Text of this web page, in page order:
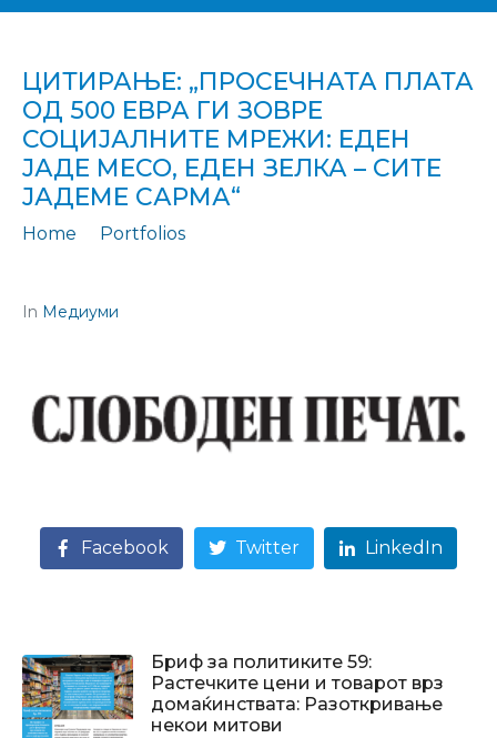
ЦИТИРАЊЕ: „ПРОСЕЧНАТА ПЛАТА
ОД 500 ЕВРА ГИ ЗОВРЕ
СОЦИЈАЛНИТЕ МРЕЖИ: ЕДЕН
ЈАДЕ МЕСО, ЕДЕН ЗЕЛКА – СИТЕ
ЈАДЕМЕ САРМА“
Home
Portfolios
In Медиуми
Facebook Twitter LinkedIn
Бриф за политиките 59:
Растечките цени и товарот врз
домаќинствата: Разоткривање
некои митови